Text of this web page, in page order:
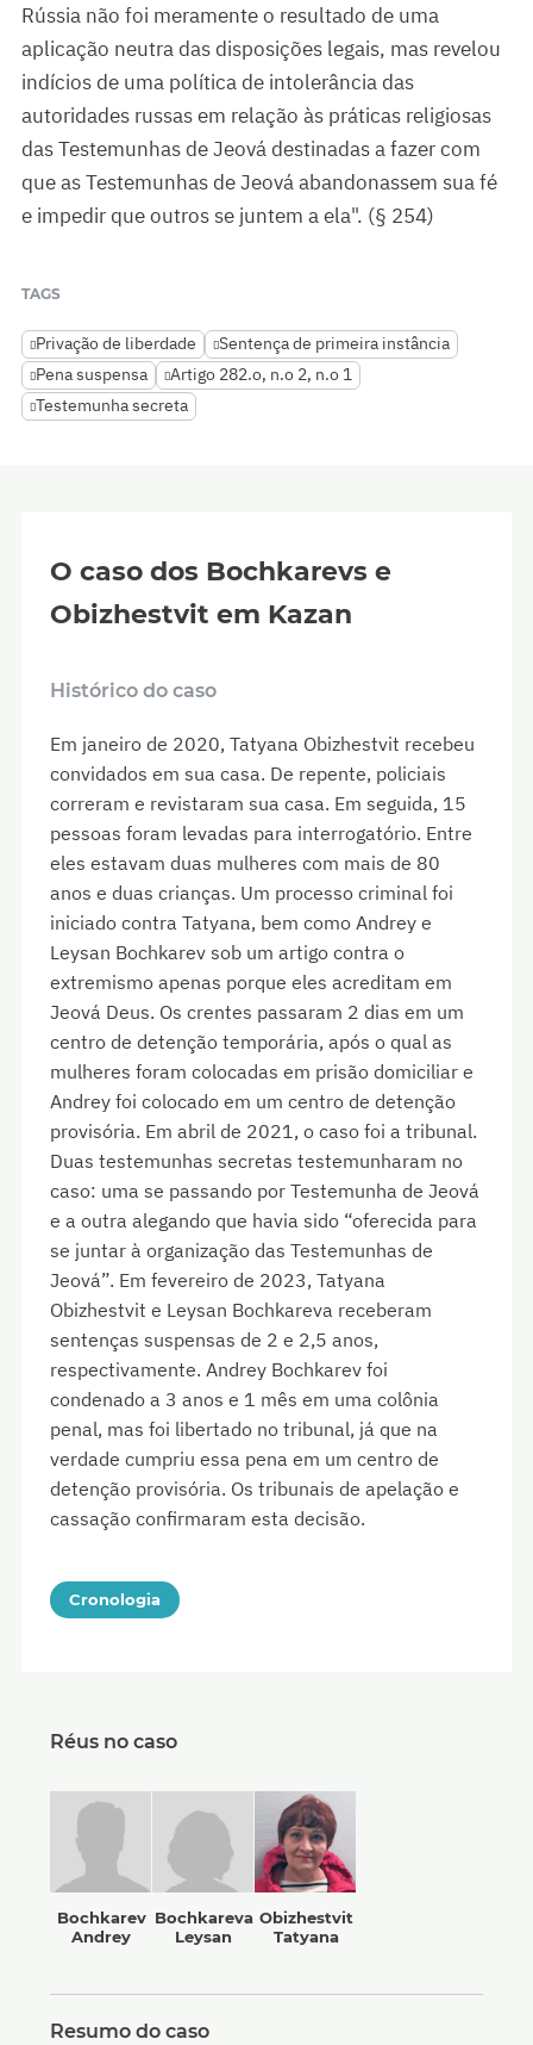
Rússia não foi meramente o resultado de uma
aplicação neutra das disposições legais, mas revelou
indícios de uma política de intolerância das
autoridades russas em relação às práticas religiosas
das Testemunhas de Jeová destinadas a fazer com
que as Testemunhas de Jeová abandonassem sua fé
e impedir que outros se juntem a ela". (§ 254)
TAGS
Privação de liberdade
Sentença de primeira instância
Pena suspensa
Artigo 282.o, n.o 2, n.o 1
Testemunha secreta
O caso dos Bochkarevs e
Obizhestvit em Kazan
Histórico do caso
Em janeiro de 2020, Tatyana Obizhestvit recebeu
convidados em sua casa. De repente, policiais
correram e revistaram sua casa. Em seguida, 15
pessoas foram levadas para interrogatório. Entre
eles estavam duas mulheres com mais de 80
anos e duas crianças. Um processo criminal foi
iniciado contra Tatyana, bem como Andrey e
Leysan Bochkarev sob um artigo contra o
extremismo apenas porque eles acreditam em
Jeová Deus. Os crentes passaram 2 dias em um
centro de detenção temporária, após o qual as
mulheres foram colocadas em prisão domiciliar e
Andrey foi colocado em um centro de detenção
provisória. Em abril de 2021, o caso foi a tribunal.
Duas testemunhas secretas testemunharam no
caso: uma se passando por Testemunha de Jeová
e a outra alegando que havia sido “oferecida para
se juntar à organização das Testemunhas de
Jeová”. Em fevereiro de 2023, Tatyana
Obizhestvit e Leysan Bochkareva receberam
sentenças suspensas de 2 e 2,5 anos,
respectivamente. Andrey Bochkarev foi
condenado a 3 anos e 1 mês em uma colônia
penal, mas foi libertado no tribunal, já que na
verdade cumpriu essa pena em um centro de
detenção provisória. Os tribunais de apelação e
cassação confirmaram esta decisão.
Cronologia
Réus no caso
Bochkarev
Andrey
Bochkareva
Leysan
Obizhestvit
Tatyana
Resumo do caso